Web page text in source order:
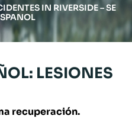
IN RIVERSIDE – SE
LESIONES
recuperación.